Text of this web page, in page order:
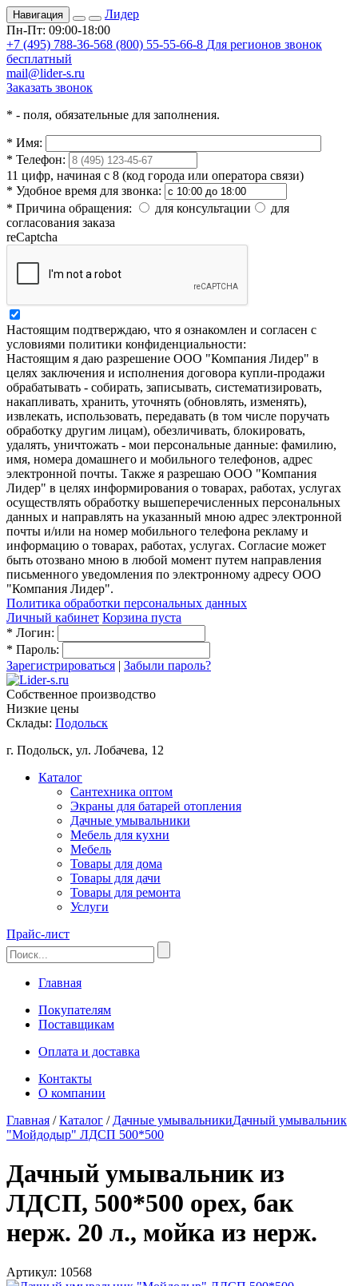
Навигация
Лидер
Пн-Пт: 09:00-18:00
+7 (495) 788-36-568 (800) 55-55-66-8 Для регионов звонок
бесплатный
mail@lider-s.ru
Заказать звонок
* - поля, обязательные для заполнения.
* Имя:
* Телефон:
11 цифр, начиная с 8 (код города или оператора связи)
* Удобное время для звонка:
* Причина обращения: для консультации
для
согласования заказа
reCaptcha
Настоящим подтверждаю, что я ознакомлен и согласен с
условиями политики конфиденциальности:
Настоящим я даю разрешение ООО "Компания Лидер" в
целях заключения и исполнения договора купли-продажи
обрабатывать - собирать, записывать, систематизировать,
накапливать, хранить, уточнять (обновлять, изменять),
извлекать, использовать, передавать (в том числе поручать
обработку другим лицам), обезличивать, блокировать,
удалять, уничтожать - мои персональные данные: фамилию,
имя, номера домашнего и мобильного телефонов, адрес
электронной почты. Также я разрешаю ООО "Компания
Лидер" в целях информирования о товарах, работах, услугах
осуществлять обработку вышеперечисленных персональных
данных и направлять на указанный мною адрес электронной
почты и/или на номер мобильного телефона рекламу и
информацию о товарах, работах, услугах. Согласие может
быть отозвано мною в любой момент путем направления
письменного уведомления по электронному адресу ООО
"Компания Лидер".
Политика обработки персональных данных
Личный кабинет Корзина пуста
* Логин:
* Пароль:
Зарегистрироваться | Забыли пароль?
Собственное производство
Низкие цены
Склады: Подольск
г. Подольск, ул. Лобачева, 12
Каталог
Сантехника оптом
Экраны для батарей отопления
Дачные умывальники
Мебель для кухни
Мебель
Товары для дома
Товары для дачи
Товары для ремонта
Услуги
Прайс-лист
Главная
Покупателям
Поставщикам
Оплата и доставка
Контакты
О компании
Главная /Каталог / Дачные умывальникиДачный умывальник
"Мойдодыр" ЛДСП 500*500
Дачный умывальник из
ЛДСП, 500*500 орех, бак
нерж. 20 л., мойка из нерж.
Артикул: 10568